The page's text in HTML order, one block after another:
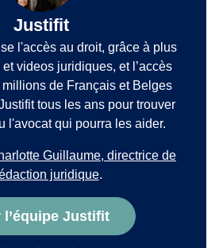
Justifit
l'accès au droit, grâce à plus
videos juridiques, et l’accès
de Français et Belges
tous les ans pour trouver
l'avocat qui pourra les aider.
Guillaume, directrice de
juridique.
l’équipe Justifit